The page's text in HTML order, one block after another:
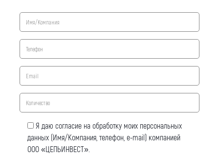
Я даю согласие на обработку моих персональных
данных (Имя/Компания, телефон, e-mail) компанией
ООО «ЦЕПЬИНВЕСТ».